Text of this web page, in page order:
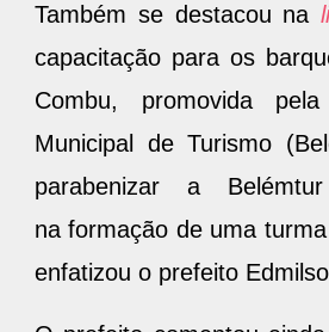
Também se destacou na
capacitação para os
Combu, promovida pela
Municipal de Turismo
parabenizar a
na formação de uma